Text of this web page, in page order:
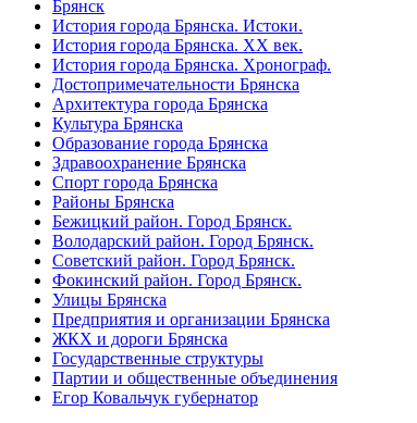
Брянск
История города Брянска. Истоки.
История города Брянска. XX век.
История города Брянска. Хронограф.
Достопримечательности Брянска
Архитектура города Брянска
Культура Брянска
Образование города Брянска
Здравоохранение Брянска
Спорт города Брянска
Районы Брянска
Бежицкий район. Город Брянск.
Володарский район. Город Брянск.
Советский район. Город Брянск.
Фокинский район. Город Брянск.
Улицы Брянска
Предприятия и организации Брянска
ЖКХ и дороги Брянска
Государственные структуры
Партии и общественные объединения
Егор Ковальчук губернатор